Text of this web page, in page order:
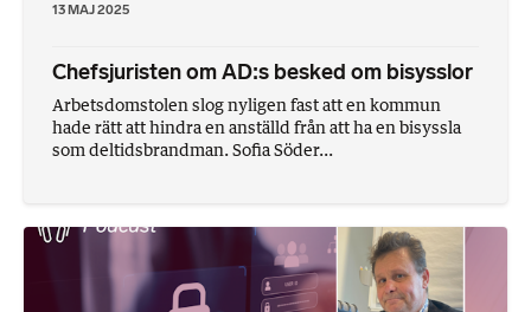
13 MAJ 2025
Chefsjuristen om AD:s besked om bisysslor
Arbetsdomstolen slog nyligen fast att en kommun
hade rätt att hindra en anställd från att ha en bisyssla
som deltidsbrandman. Sofia Söder...